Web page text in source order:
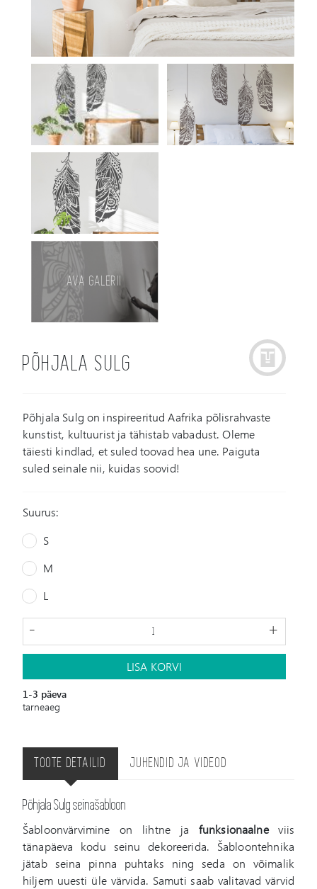
AVA GALERII
PÕHJALA SULG
Põhjala Sulg on inspireeritud Aafrika põlisrahvaste
kunstist, kultuurist ja tähistab vabadust. Oleme
täiesti kindlad, et suled toovad hea une. Paiguta
suled seinale nii, kuidas soovid!
Suurus:
S
M
L
- +
LISA KORVI
1-3 päeva
tarneaeg
TOOTE DETAILID JUHENDID JA VIDEOD
Põhjala Sulg seinašabloon
Šabloonvärvimine on lihtne ja funksionaalneviis
tänapäeva kodu seinu dekoreerida. Šabloontehnika
jätab seina pinna puhtaks ning seda on võimalik
hiljem uuesti üle värvida. Samuti saab valitavad värvid